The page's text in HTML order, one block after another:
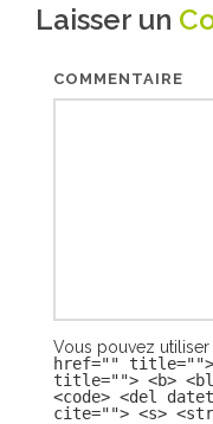
Laisser un
COMMENTAIRE
Vous pouvez utiliser
href="" title="">
title=""> <b>
<code> <del
cite=""> <s>